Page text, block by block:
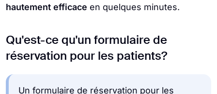
hautement efficace en quelques minutes.
Qu'est-ce qu'un formulaire de
réservation pour les patients?
Un formulaire de réservation pour les